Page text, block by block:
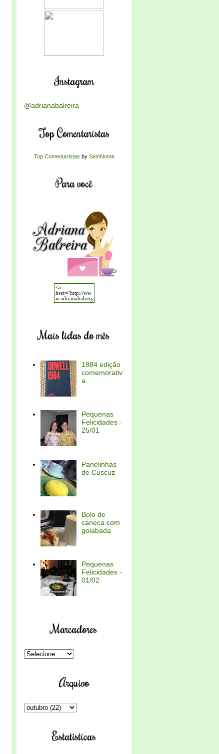
Instagram
@adrianabalreira
Top Comentaristas
Top Comentaristas by SemNome
Para você
Mais lidas do mês
1984 edição
comemorativ
a
Pequenas
Felicidades -
25/01
Panelinhas
de Cuscuz
Bolo de
caneca com
goiabada
Pequenas
Felicidades -
01/02
Marcadores
Arquivo
Estatísticas